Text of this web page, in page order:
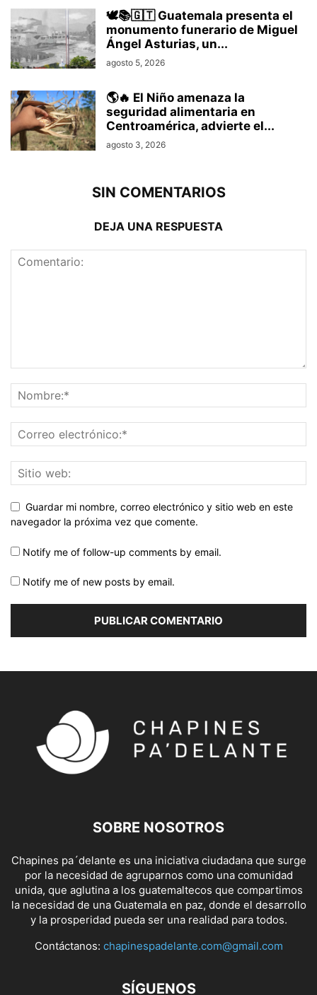
🕊️📚🇬🇹 Guatemala presenta el
monumento funerario de Miguel
Ángel Asturias, un...
agosto 5, 2026
🌎🔥 El Niño amenaza la
seguridad alimentaria en
Centroamérica, advierte el...
agosto 3, 2026
SIN COMENTARIOS
DEJA UNA RESPUESTA
Guardar mi nombre, correo electrónico y sitio web en este
navegador la próxima vez que comente.
Notify me of follow-up comments by email.
Notify me of new posts by email.
SOBRE NOSOTROS
Chapines pa´delante es una iniciativa ciudadana que surge
por la necesidad de agruparnos como una comunidad
unida, que aglutina a los guatemaltecos que compartimos
la necesidad de una Guatemala en paz, donde el desarrollo
y la prosperidad pueda ser una realidad para todos.
Contáctanos: chapinespadelante.com@gmail.com
SÍGUENOS